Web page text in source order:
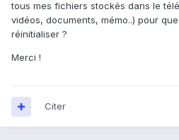
tous mes fichiers stockés dans le
vidéos, documents, mémo..) pour
réinitialiser ?
Merci !
Citer